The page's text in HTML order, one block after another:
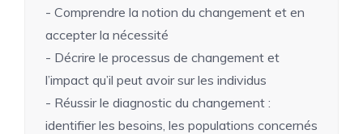
- Comprendre la notion du changement et en
accepter la nécessité
- Décrire le processus de changement et
l’impact qu’il peut avoir sur les individus
- Réussir le diagnostic du changement :
identifier les besoins, les populations concernés